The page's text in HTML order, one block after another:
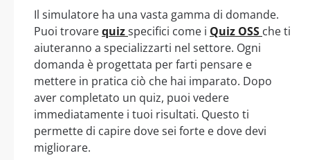
Il simulatore ha una vasta gamma di domande.
Puoi trovarequizspecifici come i Quiz OSS che ti
aiuteranno a specializzarti nel settore. Ogni
domanda è progettata per farti pensare e
mettere in pratica ciò che hai imparato. Dopo
aver completato un quiz, puoi vedere
immediatamente i tuoi risultati. Questo ti
permette di capire dove sei forte e dove devi
migliorare.